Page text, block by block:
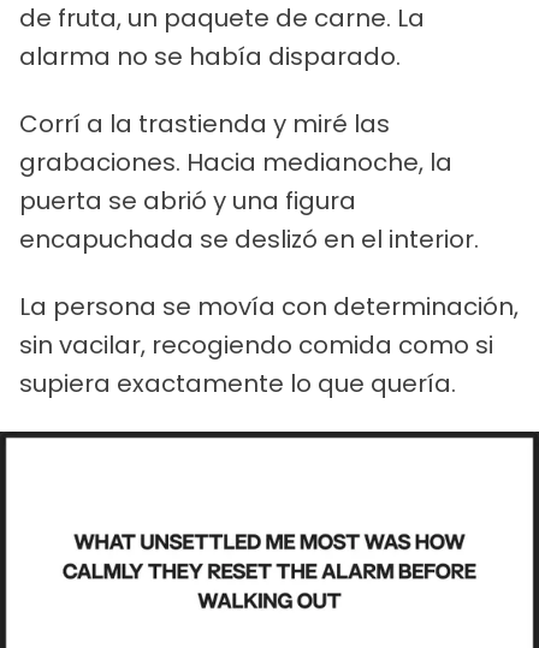
de fruta, un paquete de carne. La
alarma no se había disparado.
Corrí a la trastienda y miré las
grabaciones. Hacia medianoche, la
puerta se abrió y una figura
encapuchada se deslizó en el interior.
La persona se movía con determinación,
sin vacilar, recogiendo comida como si
supiera exactamente lo que quería.